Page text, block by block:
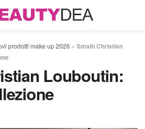
prodotti make up 2026 » Smalti Christian
Louboutin: